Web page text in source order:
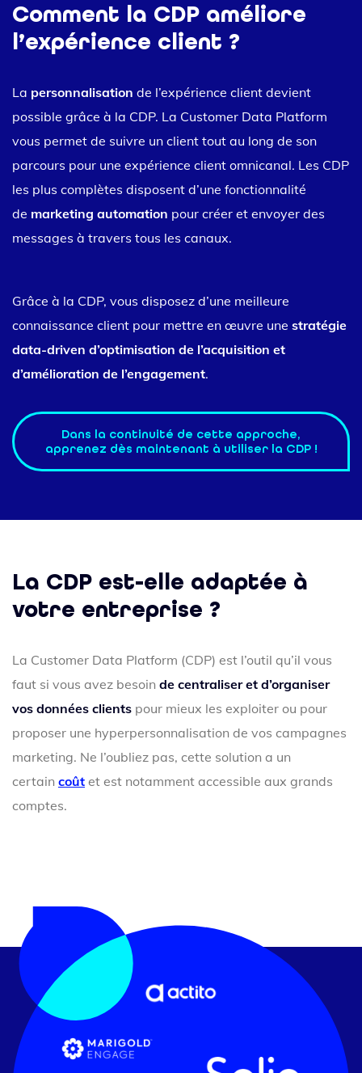
Comment la CDP améliore
l’expérience client ?
La personnalisation de l’expérience client devient
possible grâce à la CDP. La Customer Data Platform
vous permet de suivre un client tout au long de son
parcours pour une expérience client omnicanal. Les CDP
les plus complètes disposent d’une fonctionnalité
de marketing automation pour créer et envoyer des
messages à travers tous les canaux.
Grâce à la CDP, vous disposez d’une meilleure
connaissance client pour mettre en œuvre une stratégie
data-driven d’optimisation de l’acquisition et
d’amélioration de l’engagement.
Dans la continuité de cette approche,
apprenez dès maintenant à utiliser la CDP !
La CDP est-elle adaptée à
votre entreprise ?
La Customer Data Platform (CDP) est l’outil qu’il vous
faut si vous avez besoin de centraliser et d’organiser
vos données clients pour mieux les exploiter ou pour
proposer une hyperpersonnalisation de vos campagnes
marketing. Ne l’oubliez pas, cette solution a un
certain coût et est notamment accessible aux grands
comptes.